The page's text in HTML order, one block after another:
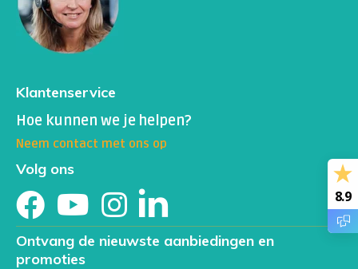
Klantenservice
Hoe kunnen we je helpen?
Neem contact met ons op
Volg ons
Ontvang de nieuwste aanbiedingen en
promoties
8.9